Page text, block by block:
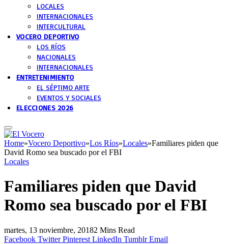
LOCALES
INTERNACIONALES
INTERCULTURAL
VOCERO DEPORTIVO
LOS RÍOS
NACIONALES
INTERNACIONALES
ENTRETENIMIENTO
EL SÉPTIMO ARTE
EVENTOS Y SOCIALES
ELECCIONES 2026
Home»Vocero Deportivo»Los Ríos»Locales»Familiares piden que
David Romo sea buscado por el FBI
Locales
Familiares piden que David
Romo sea buscado por el FBI
martes, 13 noviembre, 20182 Mins Read
Facebook Twitter Pinterest LinkedIn Tumblr Email